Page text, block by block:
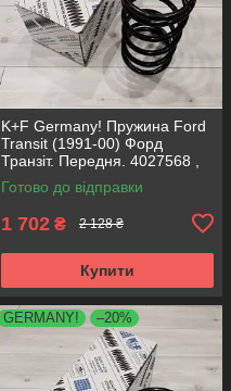
K+F Germany! Пружина Ford
Transit (1991-00) Форд
Транзіт. Передня. 4027568 ,
RA1073 , 998140. К+Ф
Німеччина
Готово до відправки
1 702 ₴ 2 128 ₴
Купити
GERMANY! –20%